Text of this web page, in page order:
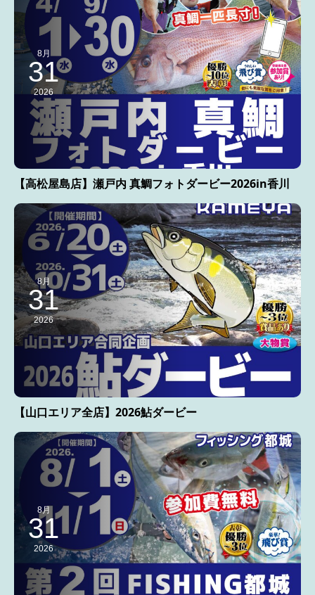
8月
31
2026
【高松屋島店】瀬戸内 真鯛フォトダービー2026in香川
8月
31
2026
【山口エリア全店】2026鮎ダービー
8月
31
2026